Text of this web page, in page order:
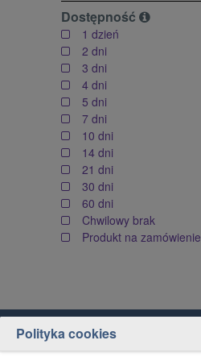
Dostępność
1 dzień
2 dni
3 dni
4 dni
5 dni
7 dni
10 dni
14 dni
21 dni
30 dni
60 dni
Chwilowy brak
Produkt na zamówienie
Polityka cookies
Obsługa klienta